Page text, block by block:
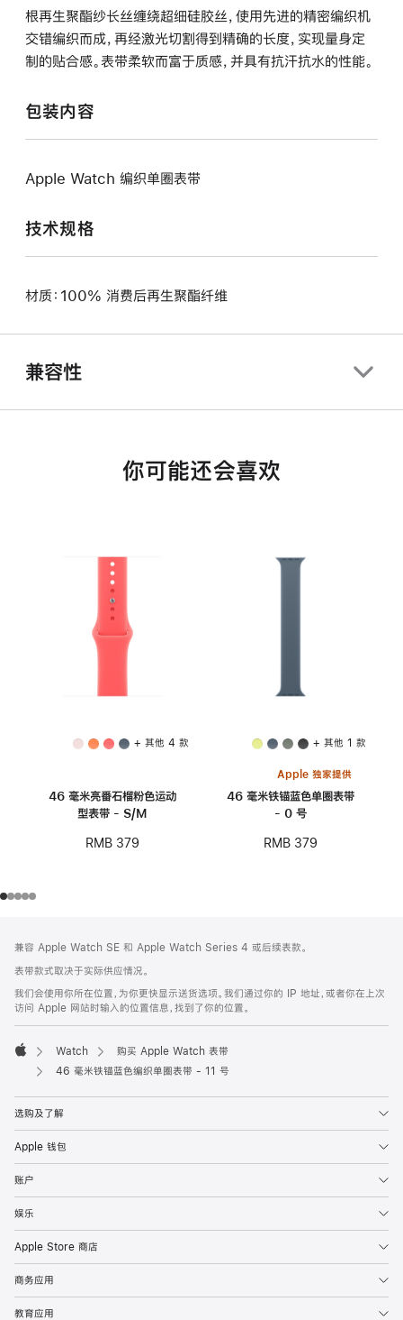
根再生聚酯纱长丝缠绕超细硅胶丝，使用先进的精密编织机
交错编织而成，再经激光切割得到精确的长度，实现量身定
制的贴合感。表带柔软而富于质感，并具有抗汗抗水的性能。
包装内容
Apple Watch 编织单圈表带
技术规格
材质：100% 消费后再生聚酯纤维
兼容性
你可能还会喜欢
+ 其他 4 款
46 毫米亮番石榴粉色运动
型表带 - S/M
RMB 379
+ 其他 1 款
Apple 独家提供
46 毫米铁锚蓝色单圈表带
- 0 号
RMB 379
页
页
脚
注
兼容 Apple Watch SE 和 Apple Watch Series 4 或后续表款。
表带款式取决于实际供应情况。
我们会使用你所在位置，为你更快显示送货选项。我们通过你的 IP 地址，或者你在上次
访问 Apple 网站时输入的位置信息，找到了你的位置。
Apple
Watch
购买 Apple Watch 表带
46 毫米铁锚蓝色编织单圈表带 - 11 号
选购及了解
Apple 钱包
账户
娱乐
Apple Store 商店
商务应用
教育应用